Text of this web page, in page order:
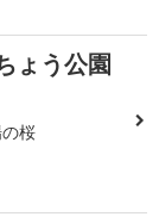
ょう公園
桜